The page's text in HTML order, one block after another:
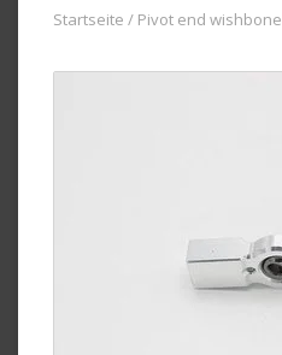
Startseite / Pivot end wishbone